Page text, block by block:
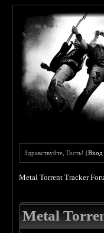
Здравствуйте, Гость! (Вход
Metal Torrent Tracker
Metal